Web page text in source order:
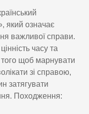
який означає
важливої справи.
часу та
того щоб марнувати
зі справою,
затягувати
Походження: